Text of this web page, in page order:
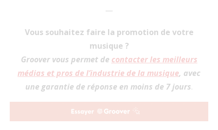
—
Vous souhaitez faire la promotion de votre
musique ?
Groover vous permet de contacter les meilleurs
médias et pros de l’industrie de la musique, avec
une garantie de réponse en moins de 7 jours.